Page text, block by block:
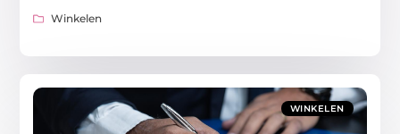
Winkelen
WINKELEN